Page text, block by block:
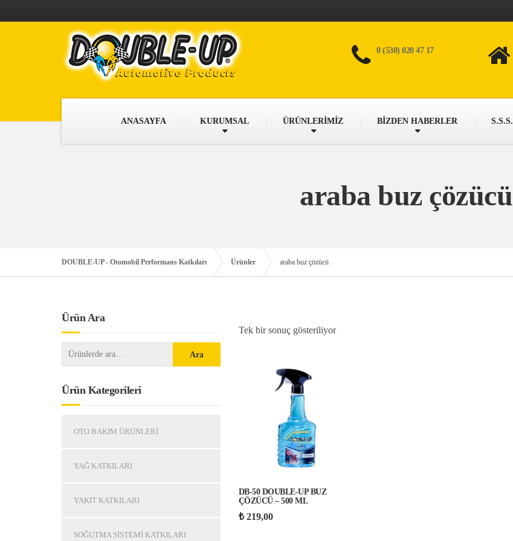
0 (530) 020 47 17
ANASAYFA KURUMSAL ÜRÜNLERİMİZ BİZDEN HABERLER S.S.S.
araba buz çözücü
DOUBLE-UP - Otomobil Performans Katkıları Ürünler araba buz çözücü
Tek bir sonuç gösteriliyor
DB-50 DOUBLE-UP BUZ
ÇÖZÜCÜ – 500 ML
₺219,00
Ürün Ara
Ara
Ürün Kategorileri
OTO BAKIM ÜRÜNLERI
YAĞ KATKILARI
YAKIT KATKILARI
SOĞUTMA SISTEMI KATKILARI